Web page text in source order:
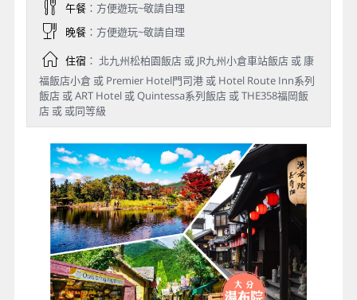
午餐：方便遊玩~敬請自理
晚餐：方便遊玩~敬請自理
住宿： 北九州松柏園飯店 或 JR九州小倉車站飯店 或 康
福飯店小倉 或 Premier Hotel門司港 或 Hotel Route Inn系列
飯店 或 ART Hotel 或 Quintessa系列飯店 或 THE358福岡飯
店 或 或同等級